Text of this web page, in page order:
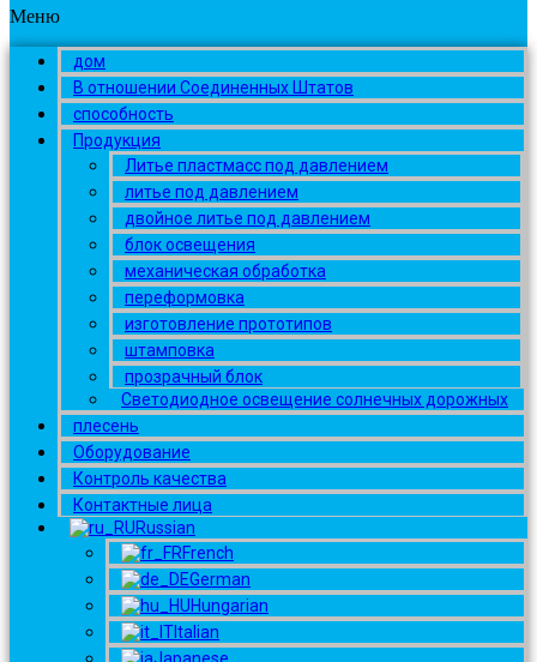
Меню
дом
В отношении Соединенных Штатов
способность
Продукция
Литье пластмасс под давлением
литье под давлением
двойное литье под давлением
блок освещения
механическая обработка
переформовка
изготовление прототипов
штамповка
прозрачный блок
Светодиодное освещение солнечных дорожных
плесень
Оборудование
Контроль качества
Контактные лица
Russian
French
German
Hungarian
Italian